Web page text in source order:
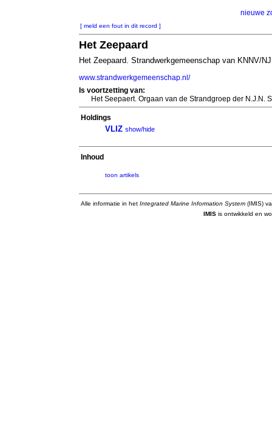
nieuwe
[ meld een fout in dit record ]
Het Zeepaard
Het Zeepaard. Strandwerkgemeenschap van KNNV/
www.strandwerkgemeenschap.nl/
Is voortzetting van:
Het Seepaert. Orgaan van de Strandgroep der N.J.N.
Holdings
VLIZ show/hide
Inhoud
toon artikels
Alle informatie in het Integrated Marine Information System (IMIS)
IMIS is ontwikkeld en